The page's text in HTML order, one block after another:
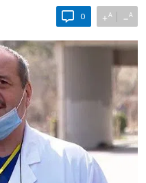
0 +A −A